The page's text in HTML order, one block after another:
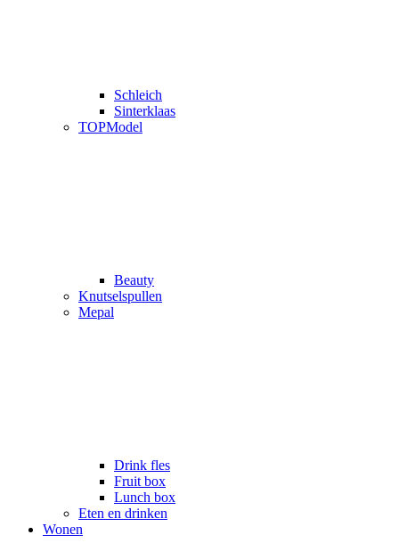
Schleich
Sinterklaas
TOPModel
Beauty
Knutselspullen
Mepal
Drink fles
Fruit box
Lunch box
Eten en drinken
Wonen